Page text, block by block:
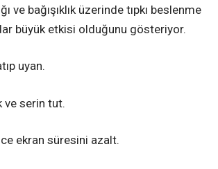
ve bağışıklık üzerinde tıpkı beslenme
büyük etkisi olduğunu gösteriyor.
uyan.
ve serin tut.
ekran süresini azalt.